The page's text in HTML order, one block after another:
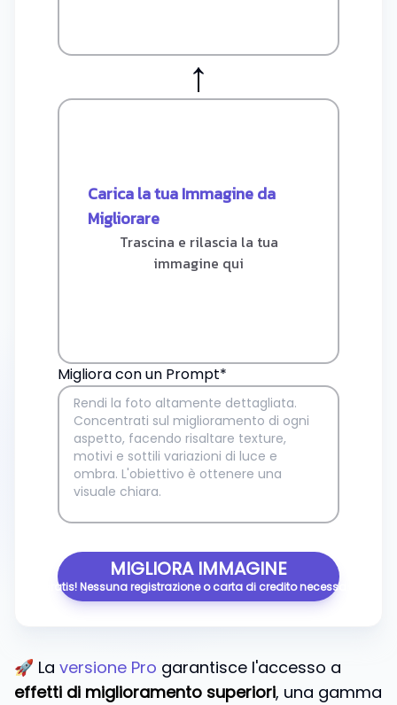
Carica la tua Immagine da
Migliorare
Trascina e rilascia la tua
immagine qui
Migliora con un Prompt*
↑
MIGLIORA IMMAGINE
È gratis! Nessuna registrazione o carta di credito necessaria.
🚀 La versione Pro garantisce l'accesso a
effetti di miglioramento superiori, una gamma